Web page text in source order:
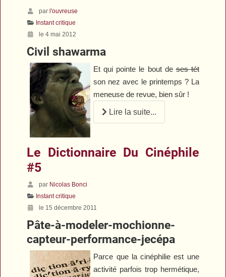
par l'ouvreuse
Instant critique
le 4 mai 2012
Civil shawarma
Et qui pointe le bout deses tét
son nez avec le printemps ? La
meneuse de revue, bien sûr !
Lire la suite...
Le Dictionnaire Du Cinéphile
#5
par Nicolas Bonci
Instant critique
le 15 décembre 2011
Pâte-à-modeler-mochionne-
capteur-performance-jecépa
Parce que la cinéphilie est une
activité parfois trop hermétique,